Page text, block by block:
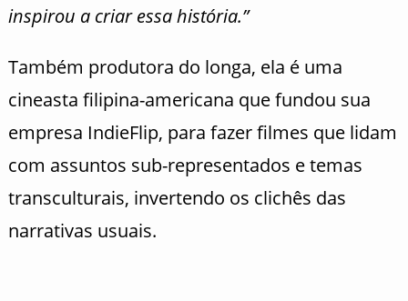
inspirou a criar essa história.”
Também produtora do longa, ela é uma
cineasta filipina-americana que fundou sua
empresa IndieFlip, para fazer filmes que lidam
com assuntos sub-representados e temas
transculturais, invertendo os clichês das
narrativas usuais.